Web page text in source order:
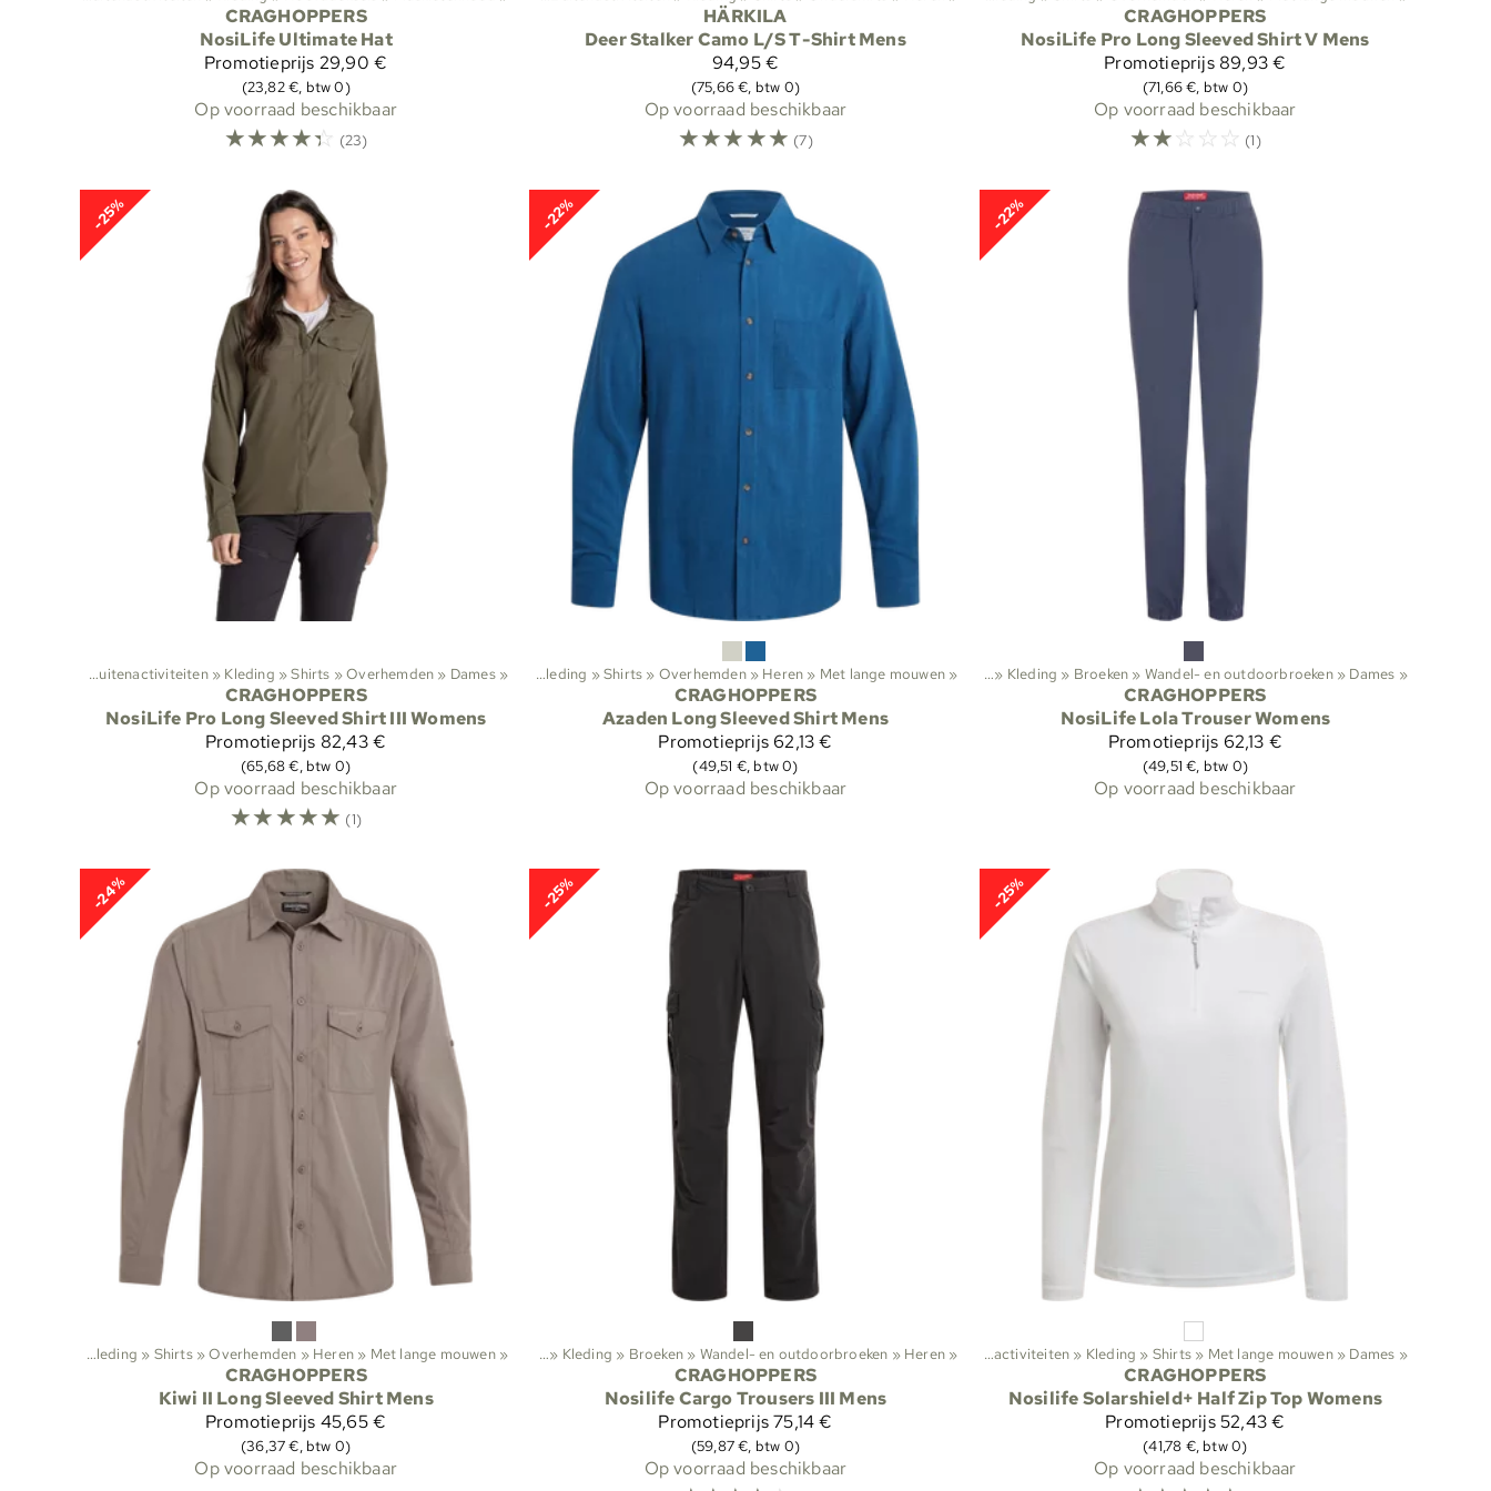
CRAGHOPPERS
NosiLife Ultimate Hat
Promotieprijs 29,90 €
(23,82 €, btw 0)
Op voorraad beschikbaar
☆☆☆☆☆ (23)
HÄRKILA
Deer Stalker Camo L/S T-Shirt Mens
94,95 €
(75,66 €, btw 0)
Op voorraad beschikbaar
☆☆☆☆☆ (7)
CRAGHOPPERS
NosiLife Pro Long Sleeved Shirt V Mens
Promotieprijs89,93 €
(71,66 €, btw 0)
Op voorraad beschikbaar
☆☆☆ ☆ ☆ (1)
-25%
Buitenactiviteiten ‪» Kleding ‪»Shirts ‪»Overhemden ‪» Dames ‪»
CRAGHOPPERS
NosiLife Pro Long Sleeved Shirt III Womens
Promotieprijs 82,43 €
(65,68 €, btw 0)
Op voorraad beschikbaar
☆☆☆☆☆ (1)
-22%
Sporten‪»Buitenactiviteiten Kleding ‪»Shirts ‪» Overhemden ‪» Heren ‪» Met lange mouwen ‪»
CRAGHOPPERS
Azaden Long Sleeved Shirt Mens
Promotieprijs62,13 €
(49,51 €, btw 0)
Op voorraad beschikbaar
-22%
Sporten‪»Buitenactiviteiten ‪» Kleding ‪» Broeken ‪» Wandel- en outdoorbroeken ‪» Dames ‪»
CRAGHOPPERS
NosiLife Lola Trouser Womens
Promotieprijs 62,13 €
(49,51 €, btw 0)
Op voorraad beschikbaar
-24%
Kleding ‪» Shirts ‪»Overhemden ‪» Heren ‪» Met lange mouwen ‪»
CRAGHOPPERS
Kiwi II Long Sleeved Shirt Mens
Promotieprijs 45,65 €
(36,37 €, btw 0)
Op voorraad beschikbaar
-25%
Sporten‪»Buitenactiviteiten ‪» Kleding ‪» Broeken ‪» Wandel- en outdoorbroeken ‪» Heren ‪»
CRAGHOPPERS
Nosilife Cargo Trousers III Mens
Promotieprijs75,14 €
(59,87 €, btw 0)
Op voorraad beschikbaar
-25%
Sporten ‪» Buitenactiviteiten ‪» Kleding ‪» Shirts ‪» Met lange mouwen ‪» Dames ‪»
CRAGHOPPERS
Nosilife Solarshield+ Half Zip Top Womens
Promotieprijs52,43 €
(41,78 €, btw 0)
Op voorraad beschikbaar